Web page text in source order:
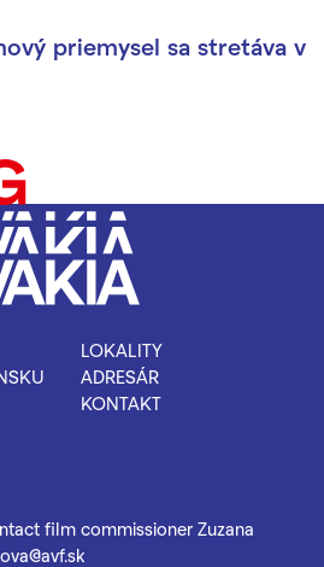
priemysel sa stretáva v
LOKALITY
ADRESÁR
KONTAKT
film commissioner Zuzana